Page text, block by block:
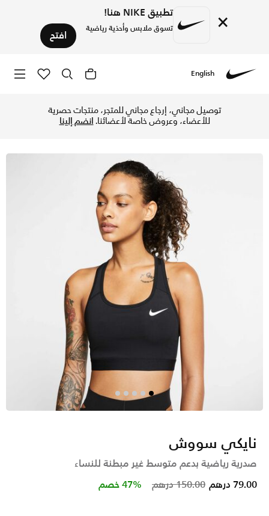
× تطبيق NIKE هنا!
تسوق ملابس وأحذية رياضية افتح
English
توصيل مجاني، إرجاع مجاني للمتجر، منتجات حصرية
للأعضاء، وعروض خاصة لأعضائنا.انضم إلينا
نايكي سووش
صدرية رياضية بدعم متوسط غير مبطنة للنساء
Price reduced from
150.00 درهم to 79.00 درهم 47% خصم